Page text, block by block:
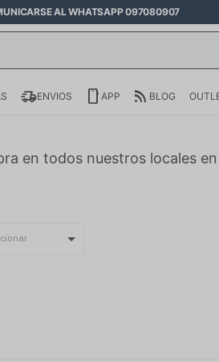
AL WHATSAPP 097080907
ENVIOS APP BLOG
en todos nuestros locales